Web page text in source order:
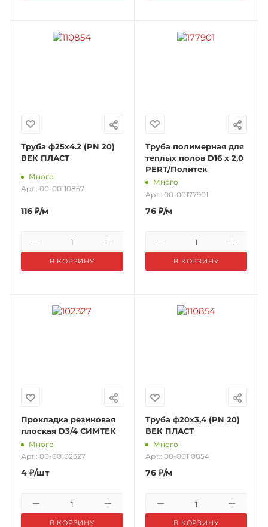
Труба ф25х4.2 (PN 20)
ВЕК ПЛАСТ
Много
Арт.: 00-00110857
116 ₽/м
В КОРЗИНУ
Труба полимерная для
теплых полов D16 х 2,0
PERT/Политек
Много
Арт.: 00-00177901
76₽/м
В КОРЗИНУ
Прокладка резиновая
плоская D3/4 СИМТЕК
Много
Арт.: 00-00102327
4 ₽/шт
В КОРЗИНУ
Труба ф20х3,4 (PN 20)
ВЕК ПЛАСТ
Много
Арт.: 00-00110854
76₽/м
В КОРЗИНУ